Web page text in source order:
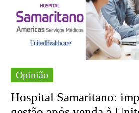
Opinião
Hospital Samaritano: